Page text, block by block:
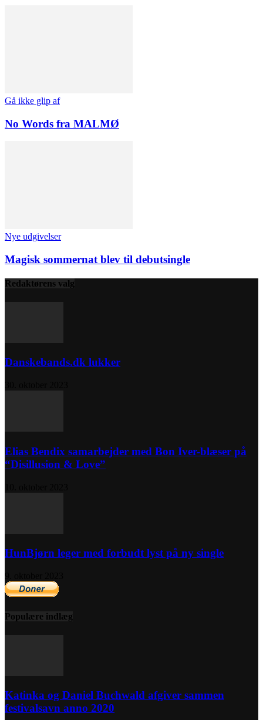
Gå ikke glip af
No Words fra MALMØ
Nye udgivelser
Magisk sommernat blev til debutsingle
Redaktørens valg
Danskebands.dk lukker
Elias Bendix samarbejder med Bon Iver-blæser på
“Disillusion & Love”
HunBjørn leger med forbudt lyst på ny single
Populære indlæg
Katinka og Daniel Buchwald afgiver sammen
festivalsavn anno 2020